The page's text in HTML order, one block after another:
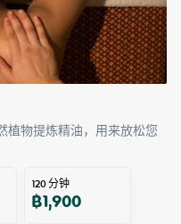
植物提炼精油，用来放松您
120分钟
฿1,900